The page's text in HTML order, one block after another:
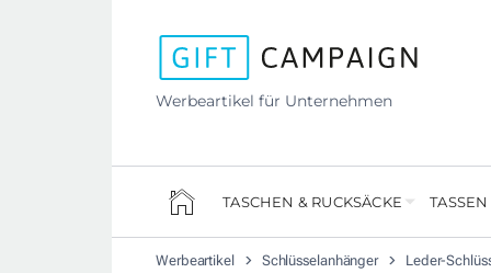
Werbeartikel für Unternehmen
TASCHEN & RUCKSÄCKE
Werbeartikel Schlüsselanhänger Leder-